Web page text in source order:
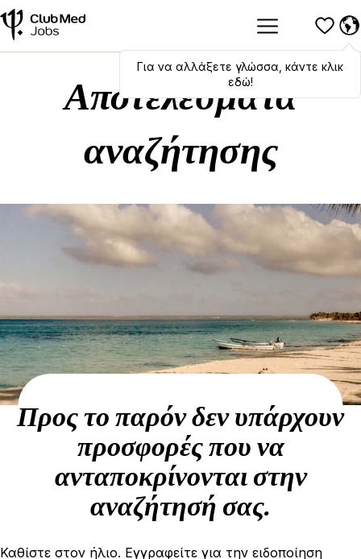
Hola,bonjour ,ciao! To switch
languages, click here!
Για να αλλάξετε γλώσσα, κάντε κλικ
εδώ!
Αποτελέσματα
αναζήτησης
Προς το παρόν δεν υπάρχουν
προσφορές που να
ανταποκρίνονται στην
αναζήτησή σας.
Καθίστε στον ήλιο. Εγγραφείτε για την ειδοποίηση